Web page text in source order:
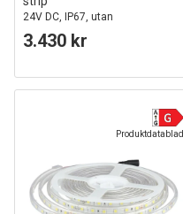
24V DC, IP67, utan
spänningsfall, 120 LED per meter
3.430 kr
Produktdatablad